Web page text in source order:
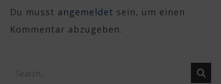
Du musst angemeldet sein, um einen
Kommentar abzugeben.